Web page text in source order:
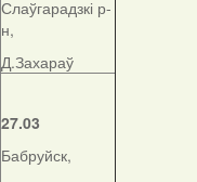
Слаўгарадзкі р-
н,
Д.Захараў
27.03
Бабруйск,